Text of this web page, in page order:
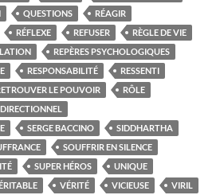
QUESTIONS
RÉAGIR
RÉFLEXE REFUSER
RÈGLE DE VIE
REPÈRES PSYCHOLOGIQUES
RESPONSABILITÉ
RESSENTI
LE POUVOIR
RÔLE
SERGE BACCINO
SIDDHARTHA
SOUFFRIR EN SILENCE
SUPER HÉROS
UNIQUE
VÉRITÉ VICIEUSE
VIRIL